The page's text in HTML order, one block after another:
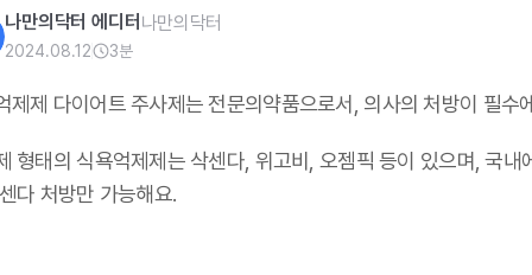
나만의닥터 에디터 나만의닥터
2024.08.12 3분
제제 다이어트 주사제는 전문의약품으로서, 의사의 처방이 필수
형태의 식욕억제제는 삭센다, 위고비, 오젬픽 등이 있으며,국내
다 처방만 가능해요.